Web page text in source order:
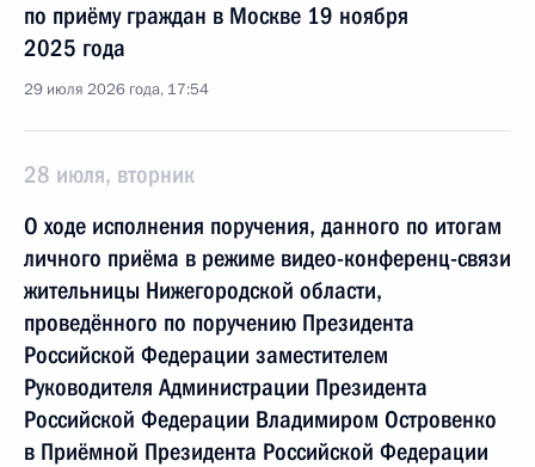
по приёму граждан в Москве 19 ноября
2025 года
29 июля 2026 года, 17:54
28 июля, вторник
О ходе исполнения поручения, данного по итогам
личного приёма в режиме видео-конференц-связи
жительницы Нижегородской области,
проведённого по поручению Президента
Российской Федерации заместителем
Руководителя Администрации Президента
Российской Федерации Владимиром Островенко
в Приёмной Президента Российской Федерации